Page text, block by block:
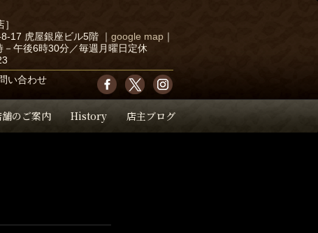
舗のご案内 History 店主ブログ
17 虎屋銀座ビル5階
google map
午後6時30分／毎週月曜日定休
い合わせ